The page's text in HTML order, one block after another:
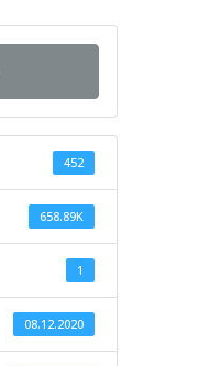
452
658.89K
1
08.12.2020